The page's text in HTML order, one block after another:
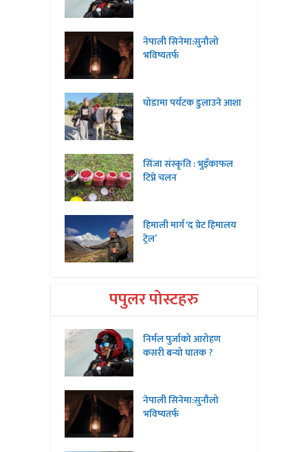
नेपाली सिनेमा:सुनौलो
भविष्यतर्फ
घोडामा पर्यटक डुलाउने आशा
सिंजा संस्कृति : भुइँकाफल
टिप्ने चलन
हिमाली मार्ग ‘द ग्रेट हिमालय
ट्रेल’
पपुलर पोस्टहरु
निर्मल पुर्जाको आरोहण
कसरी बन्यो घातक ?
नेपाली सिनेमा:सुनौलो
भविष्यतर्फ